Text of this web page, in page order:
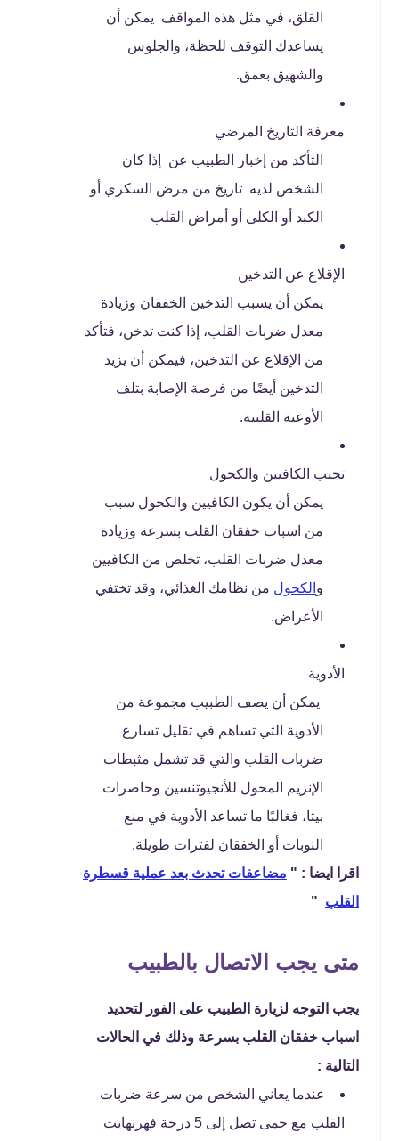
القلق، في مثل هذه المواقف يمكن أن
يساعدك التوقف للحظة، والجلوس
والشهيق بعمق.
معرفة التاريخ المرضي
التأكد من إخبار الطبيب عن إذا كان
الشخص لديه تاريخ من مرض السكري أو
الكبد أو الكلى أو أمراض القلب
الإقلاع عن التدخين
يمكن أن يسبب التدخين الخفقان وزيادة
معدل ضربات القلب، إذا كنت تدخن، فتأكد
من الإقلاع عن التدخين، فيمكن أن يزيد
التدخين أيضًا من فرصة الإصابة بتلف
الأوعية القلبية.
تجنب الكافيين والكحول
يمكن أن يكون الكافيين والكحول سبب
من اسباب خفقان القلب بسرعة وزيادة
معدل ضربات القلب، تخلص من الكافيين
و الكحول من نظامك الغذائي، وقد تختفي
الأعراض.
الأدوية
يمكن أن يصف الطبيب مجموعة من
الأدوية التي تساهم في تقليل تسارع
ضربات القلب والتي قد تشمل مثبطات
الإنزيم المحول للأنجيوتنسين وحاصرات
بيتا، فغالبًا ما تساعد الأدوية في منع
النوبات أو الخفقان لفترات طويلة.
اقرا ايضا : " مضاعفات تحدث بعد عملية قسطرة
القلب "
متى يجب الاتصال بالطبيب
يجب التوجه لزيارة الطبيب على الفور لتحديد
اسباب خفقان القلب بسرعة وذلك في الحالات
التالية :
عندما يعاني الشخص من سرعة ضربات
القلب مع حمى تصل إلى 5 درجة فهرنهايت